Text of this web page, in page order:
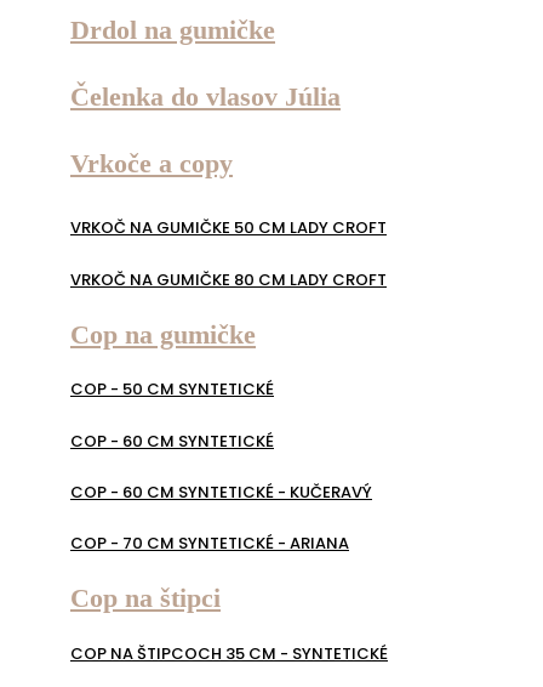
Drdol na gumičke
Čelenka do vlasov Júlia
Vrkoče a copy
VRKOČ NA GUMIČKE 50 CM LADY CROFT
VRKOČ NA GUMIČKE 80 CM LADY CROFT
Cop na gumičke
COP - 50 CM SYNTETICKÉ
COP - 60 CM SYNTETICKÉ
COP - 60 CM SYNTETICKÉ - KUČERAVÝ
COP - 70 CM SYNTETICKÉ - ARIANA
Cop na štipci
COP NA ŠTIPCOCH 35 CM - SYNTETICKÉ